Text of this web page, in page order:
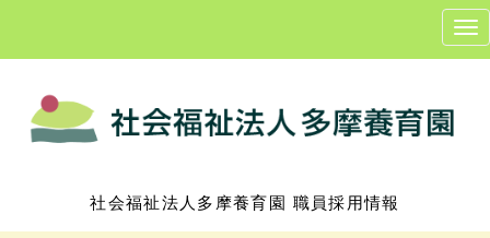
N
a
v
社会福祉法人多摩養育園 職員採用情報